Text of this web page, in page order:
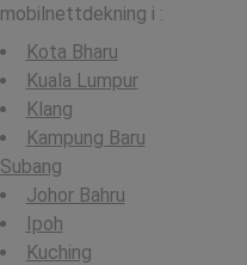
mobilnettdekning i :
Kota Bharu
Kuala Lumpur
Klang
Kampung Baru
Subang
Johor Bahru
Ipoh
Kuching